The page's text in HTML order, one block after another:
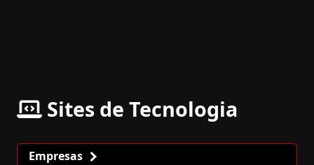
Sites de Tecnologia
Empresas